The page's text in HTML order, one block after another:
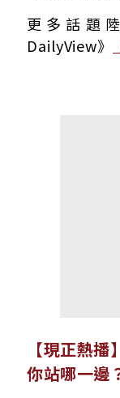
更多話題
DailyView》
【現正熱
你站哪一邊